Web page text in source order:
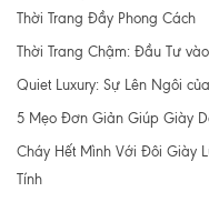
Thời Trang Đầy Phong Cách
Thời Trang Chậm: Đầu Tư
Quiet Luxury: Sự Lên Ngôi
5 Mẹo Đơn Giản Giúp Giày
Cháy Hết Mình Với Đôi Giày
Tính